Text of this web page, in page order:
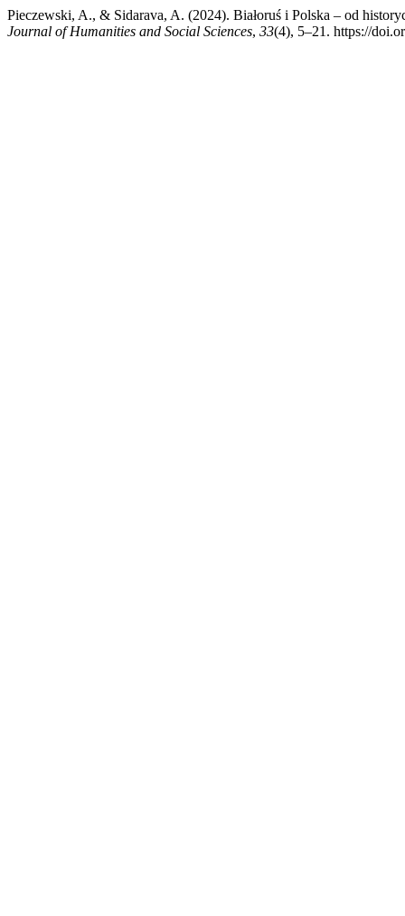
Pieczewski, A., & Sidarava, A. (2024). Białoruś i Polska – od
Journal of Humanities and Social Sciences, 33(4), 5–21. https://